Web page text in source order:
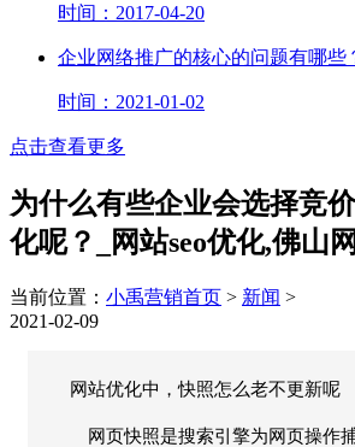
时间：2017-04-20
企业网络推广的核心的问题有哪些
时间：2021-01-02
点击查看更多
为什么有些企业会选择竞
化呢？_网站seo优化,佛山
当前位置： 小禹营销首页 > 新闻 >
2021-02-09
网站优化中，快照怎么老不更新呢
网页快照是搜索引擎为网页操作